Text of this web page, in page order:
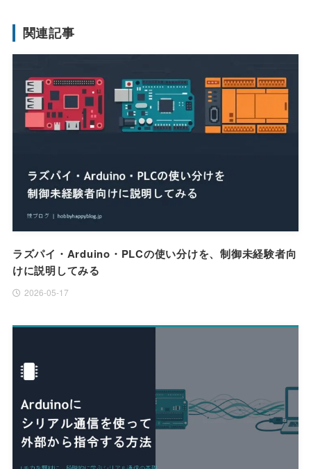
関連記事
ラズパイ・Arduino・PLCの使い分けを、制御未経験者向
けに説明してみる
2026-05-17